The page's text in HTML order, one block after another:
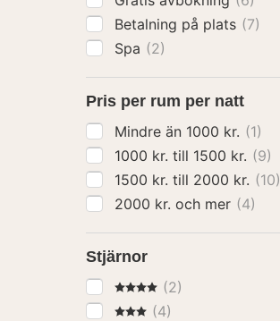
Betalning på plats (7)
Spa (2)
Pris per rum per natt
Mindre än 1000 kr. (1)
1000 kr. till 1500 kr. (9)
1500 kr. till 2000 kr. (10)
2000 kr. och mer (4)
Stjärnor
4 Stjärnor
(2)
3 Stjärnor
(4)